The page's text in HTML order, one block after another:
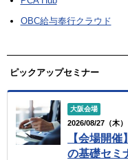
OBC給与奉行クラウド
ピックアップセミナー
大阪会場
2026/08/27（木
【会場開
の基礎セミ